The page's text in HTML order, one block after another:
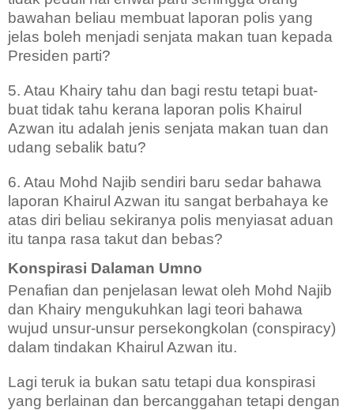
bawahan beliau membuat laporan polis yang
jelas boleh menjadi senjata makan tuan kepada
Presiden parti?
5. Atau Khairy tahu dan bagi restu tetapi buat-
buat tidak tahu kerana laporan polis Khairul
Azwan itu adalah jenis senjata makan tuan dan
udang sebalik batu?
6. Atau Mohd Najib sendiri baru sedar bahawa
laporan Khairul Azwan itu sangat berbahaya ke
atas diri beliau sekiranya polis menyiasat aduan
itu tanpa rasa takut dan bebas?
Konspirasi Dalaman Umno
Penafian dan penjelasan lewat oleh Mohd Najib
dan Khairy mengukuhkan lagi teori bahawa
wujud unsur-unsur persekongkolan (conspiracy)
dalam tindakan Khairul Azwan itu.
Lagi teruk ia bukan satu tetapi dua konspirasi
yang berlainan dan bercanggahan tetapi dengan